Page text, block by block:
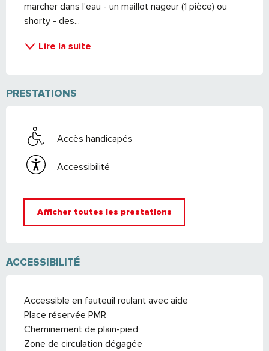
marcher dans l’eau - un maillot nageur (1 pièce) ou
shorty - des...
Lire la suite
PRESTATIONS
Accès handicapés
Accessibilité
Afficher toutes les prestations
ACCESSIBILITÉ
Accessible en fauteuil roulant avec aide
Place réservée PMR
Cheminement de plain-pied
Zone de circulation dégagée